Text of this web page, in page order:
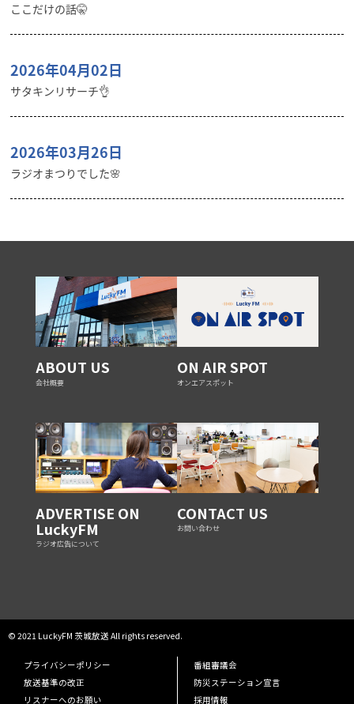
ここだけの話🤫
2026年04月02日
サタキンリサーチ👌
2026年03月26日
ラジオまつりでした🌸
ABOUT US
会社概要
ON AIR SPOT
オンエアスポット
ADVERTISE ON
LuckyFM
ラジオ広告について
CONTACT US
お問い合わせ
© 2021 LuckyFM 茨城放送 All rights reserved.
プライバシーポリシー
番組審議会
放送基準の改正
防災ステーション宣言
リスナーへのお願い
採用情報